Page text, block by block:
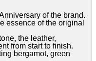
of the brand.
essence of the original
the leather,
from start to finish.
bergamot, green